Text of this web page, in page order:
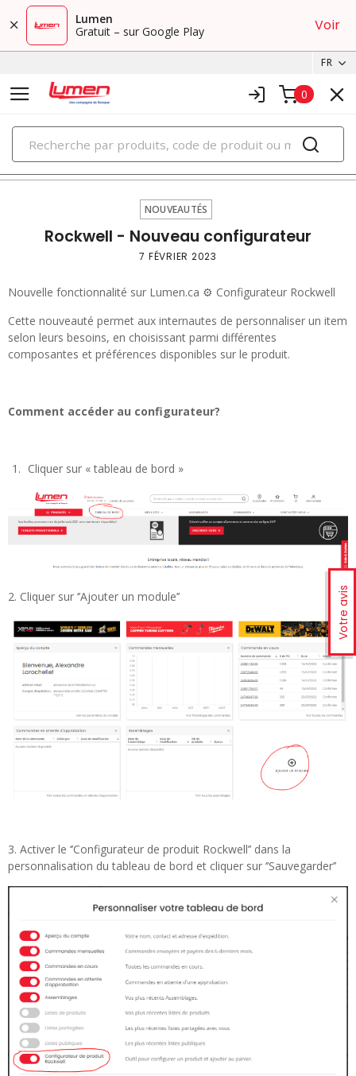
Lumen
Gratuit – sur Google Play
Voir
FR
0
PRODUITS
nouveautés
Votre avis
NOUVEAUTÉS
Rockwell - Nouveau configurateur
7 FÉVRIER 2023
Nouvelle fonctionnalité sur Lumen.ca ⚙️ Configurateur Rockwell
Cette nouveauté permet aux internautes de personnaliser un item
selon leurs besoins, en choisissant parmi différentes
composantes et préférences disponibles sur le produit.
Comment accéder au configurateur?
Cliquer sur « tableau de bord »
2. Cliquer sur ‘’Ajouter un module’’
3. Activer le ‘’Configurateur de produit Rockwell’’ dans la
personnalisation du tableau de bord et cliquer sur ‘’Sauvegarder’’